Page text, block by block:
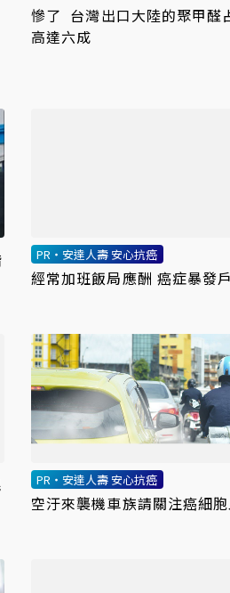
慘了 台灣出口大陸的聚甲醛
高達六成
PR・安達人壽 安心抗癌
經常加班飯局應酬 癌症暴發戶
PR・安達人壽 安心抗癌
空汙來襲機車族請關注癌細